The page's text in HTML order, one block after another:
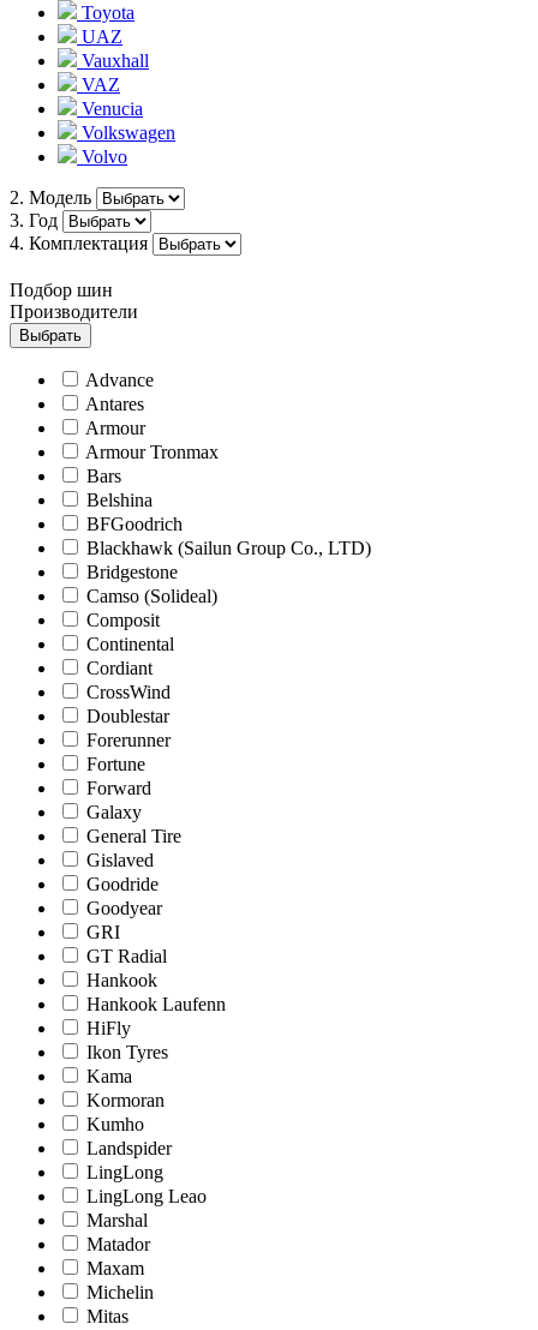
Toyota
UAZ
Vauxhall
VAZ
Venucia
Volkswagen
Volvo
2. Модель
3. Год
4. Комплектация
Подбор шин
Производители
Выбрать
Advance
Antares
Armour
Armour Tronmax
Bars
Belshina
BFGoodrich
Blackhawk (Sailun Group Co., LTD)
Bridgestone
Camso (Solideal)
Composit
Continental
Cordiant
CrossWind
Doublestar
Forerunner
Fortune
Forward
Galaxy
General Tire
Gislaved
Goodride
Goodyear
GRI
GT Radial
Hankook
Hankook Laufenn
HiFly
Ikon Tyres
Kama
Kormoran
Kumho
Landspider
LingLong
LingLong Leao
Marshal
Matador
Maxam
Michelin
Mitas